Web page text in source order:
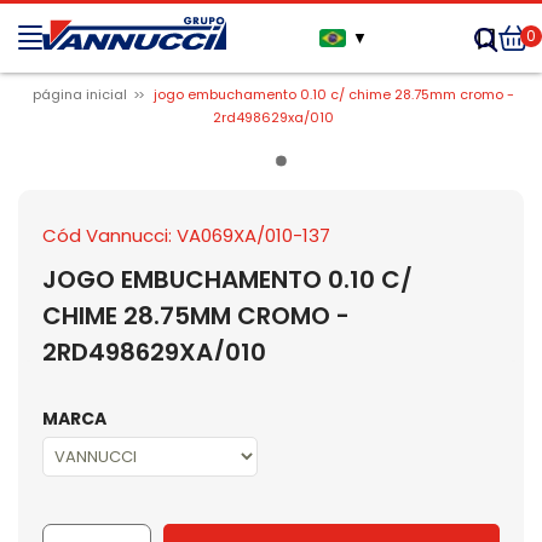
▼ 0
página inicial
jogo embuchamento 0.10 c/ chime 28.75mm cromo -
2rd498629xa/010
Cód Vannucci: VA069XA/010-137
JOGO EMBUCHAMENTO 0.10 C/
CHIME 28.75MM CROMO -
2RD498629XA/010
MARCA